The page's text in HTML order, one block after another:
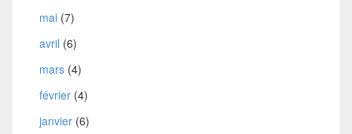
mai (7)
avril (6)
mars (4)
février (4)
janvier (6)